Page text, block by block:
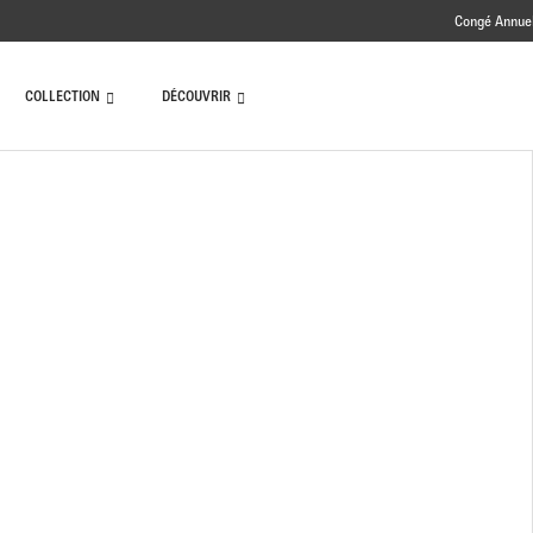
Congé
COLLECTION DÉCOUVRIR